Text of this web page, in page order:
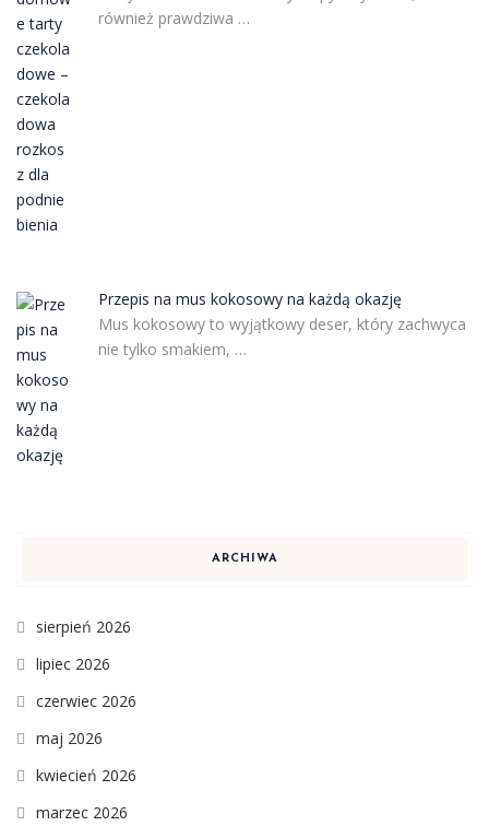
również prawdziwa …
Przepis na mus kokosowy na każdą okazję
Mus kokosowy to wyjątkowy deser, który zachwyca
nie tylko smakiem, …
ARCHIWA
sierpień 2026
lipiec 2026
czerwiec 2026
maj 2026
kwiecień 2026
marzec 2026